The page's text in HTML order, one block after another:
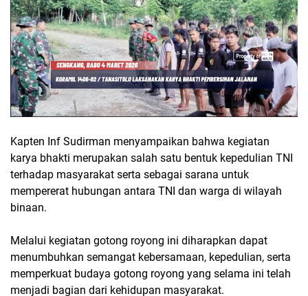
Kapten Inf Sudirman menyampaikan bahwa kegiatan
karya bhakti merupakan salah satu bentuk kepedulian TNI
terhadap masyarakat serta sebagai sarana untuk
mempererat hubungan antara TNI dan warga di wilayah
binaan.
Melalui kegiatan gotong royong ini diharapkan dapat
menumbuhkan semangat kebersamaan, kepedulian, serta
memperkuat budaya gotong royong yang selama ini telah
menjadi bagian dari kehidupan masyarakat.